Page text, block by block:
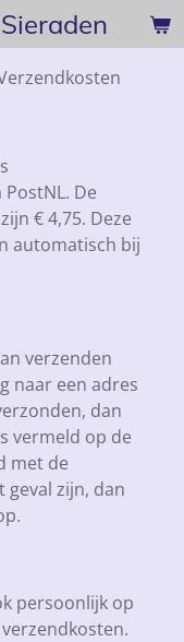
De
€ 4,75. Deze
automatisch bij
verzenden
naar een adres
dan
vermeld op de
met de
zijn, dan
persoonlijk op